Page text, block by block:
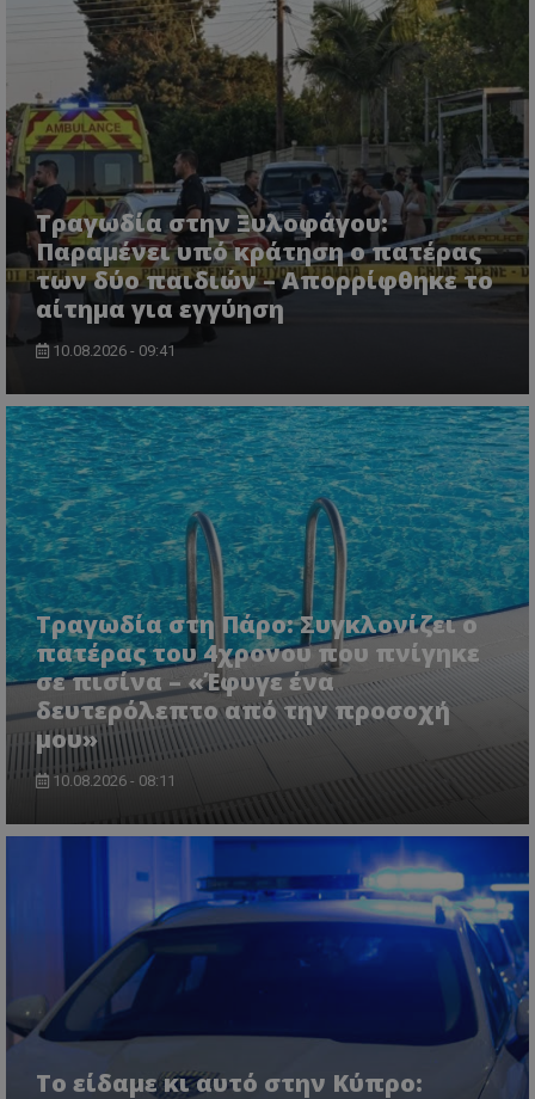
Τραγωδία στην Ξυλοφάγου:
Παραμένει υπό κράτηση ο πατέρας
των δύο παιδιών – Απορρίφθηκε το
αίτημα για εγγύηση
10.08.2026 - 09:41
Τραγωδία στη Πάρο: Συγκλονίζει ο
πατέρας του 4χρονου που πνίγηκε
σε πισίνα – «Έφυγε ένα
δευτερόλεπτο από την προσοχή
μου»
10.08.2026 - 08:11
Το είδαμε κι αυτό στην Κύπρο:
Τα απολύτως απαραίτητα cookies επιτρέπουν
βασικές λειτουργίες του ιστότοπου, όπως τη
σύνδεση χρήστη και τη διαχείριση λογαριασμού.
Ο ιστότοπος δεν μπορεί να χρησιμοποιηθεί σωστά
χωρίς τα απολύτως απαραίτητα cookies.
Ονοματεπώνυμο
Προμηθευτής
Πεδίο
usprivacy
.lifenewscy.tothemaonline.com
ASP.NET_SessionId
Microsoft Corporation
VISITOR_PRIVACY_METADATA
.youtube.com